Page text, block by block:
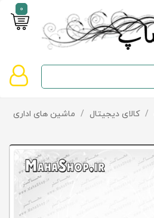
0
صفحه
دسته‌بندی
تخفیف‌ها
و
پیشنهادها
/ کالای دیجیتال / ماشین های اداری